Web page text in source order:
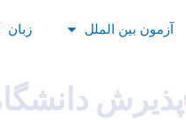
آزمون بین الملل زبان
پذیرش